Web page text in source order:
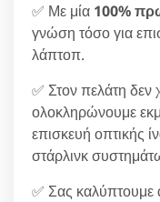
✅ Με μία 100%
γνώση τόσο για
λάπτοπ.
✅ Στον πελάτη δεν
ολοκληρώνουμε
επισκευή οπτικής
στάρλινκ
✅ Σας καλύπτουμε